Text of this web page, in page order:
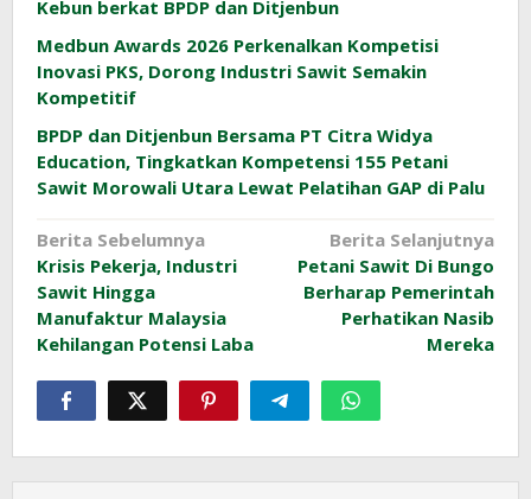
Kebun berkat BPDP dan Ditjenbun
Medbun Awards 2026 Perkenalkan Kompetisi
Inovasi PKS, Dorong Industri Sawit Semakin
Kompetitif
BPDP dan Ditjenbun Bersama PT Citra Widya
Education, Tingkatkan Kompetensi 155 Petani
Sawit Morowali Utara Lewat Pelatihan GAP di Palu
Navigasi
pos
Berita Sebelumnya
Krisis Pekerja, Industri
Sawit Hingga
Manufaktur Malaysia
Kehilangan Potensi Laba
Berita Selanjutnya
Petani Sawit Di Bungo
Berharap Pemerintah
Perhatikan Nasib
Mereka